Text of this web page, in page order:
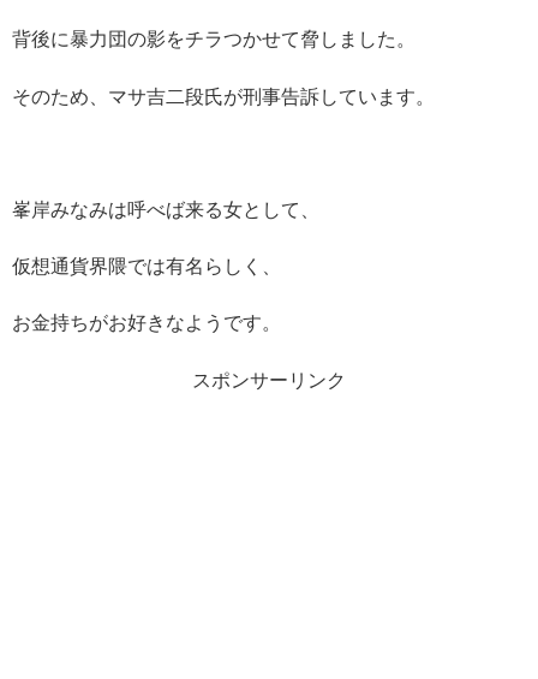
背後に暴力団の影をチラつかせて脅しました。
そのため、マサ吉二段氏が刑事告訴しています。
峯岸みなみは呼べば来る女として、
仮想通貨界隈では有名らしく、
お金持ちがお好きなようです。
スポンサーリンク